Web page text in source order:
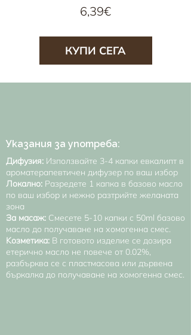
6,39€Цена
КУПИ СЕГА
Указания за употреба:
Дифузия: Използвайте 3-4 капки евкалипт в
ароматерапевтичен дифузер по ваш избор
Локално: Разредете 1 капка в базово масло
по ваш избор и нежно разтрийте желаната
зона
За масаж: Смесете 5-10 капки с 50ml базово
масло до получаване на хомогенна смес.
Kозметика: В готовото изделие се дозира
етерично масло не повече от 0.02%,
разбърква се с пластмасова или дървена
бъркалка до получаване на хомогенна смес.